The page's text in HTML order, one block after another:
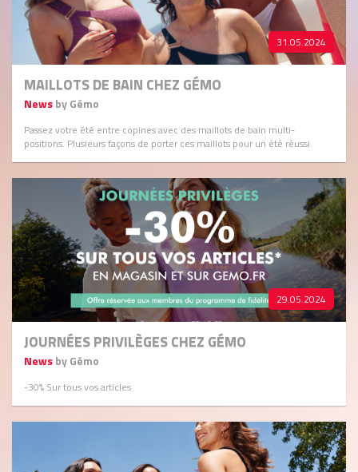
31.05.2024
MAILLOTS DE BAIN CHEZ GÉMO
Newsby Gémo
Passez votre été entre copines avec des maillots de bain multi-
positions. Plusieurs façons de porter ces maillots pour un été réussi.
29.05.2024
JOURNÉES PRIVILÈGES CHEZ GÉMO
Newsby Gémo
-30% Sur tous vos articles